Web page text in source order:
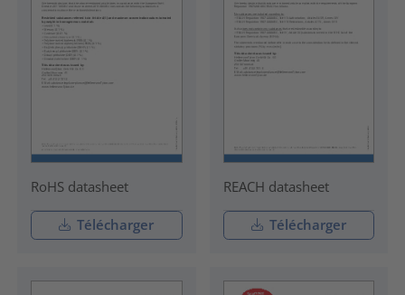
RoHS datasheet
Télécharger
REACH datasheet
Télécharger